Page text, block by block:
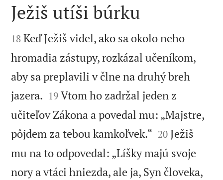

Ježiš utíši búrku

18 Keď Ježiš videl, ako sa okolo neho
hromadia zástupy, rozkázal učeníkom,
aby sa preplavili v člne na druhý breh
jazera. 

19 Vtom ho zadržal jeden z
učiteľov Zákona a povedal mu: „Majstre,
pôjdem za tebou kamkoľvek.“ 

20 Ježiš
mu na to odpovedal: „Líšky majú svoje
nory a vtáci hniezda, ale ja, Syn človeka,